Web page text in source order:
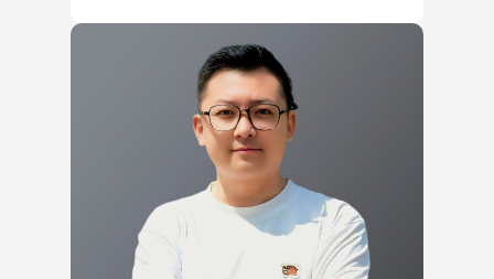
时帮助学生进入剑桥大学
（University of Cambridge）、伯明
翰大学（University of
Birmingham）、曼彻斯特大学（The
University of Manchester）等世界知
程、个性化的升学咨询服务，帮助学
生在竞争激烈的申请环境中脱颖而
专家，Eddy尤其擅长帮助学术背景
不占优势的学生发掘潜力、重塑申请
竞争力。他曾成功帮助一位本科平均
成绩不足80%的学生获得哥伦比亚大
学生物统计学硕士录取；更帮助一位
本科GPA仅2.58、雅思成绩6.5分的学
生成功获得哥伦比亚大学生物医学工
程硕士录取，展现出卓越的个案规划
与申请策略能力。
在本科申请与转学领域，Eddy也帮
助多名来自中国普通高校的学生成功
转入美国Top 40大学。凭借严谨的专
业能力、清晰的申请策略以及高度负
责的服务态度，他深受学生与家长信
赖。其指导学生已成功获得耶鲁大
学、宾夕法尼亚大学、哥伦比亚大